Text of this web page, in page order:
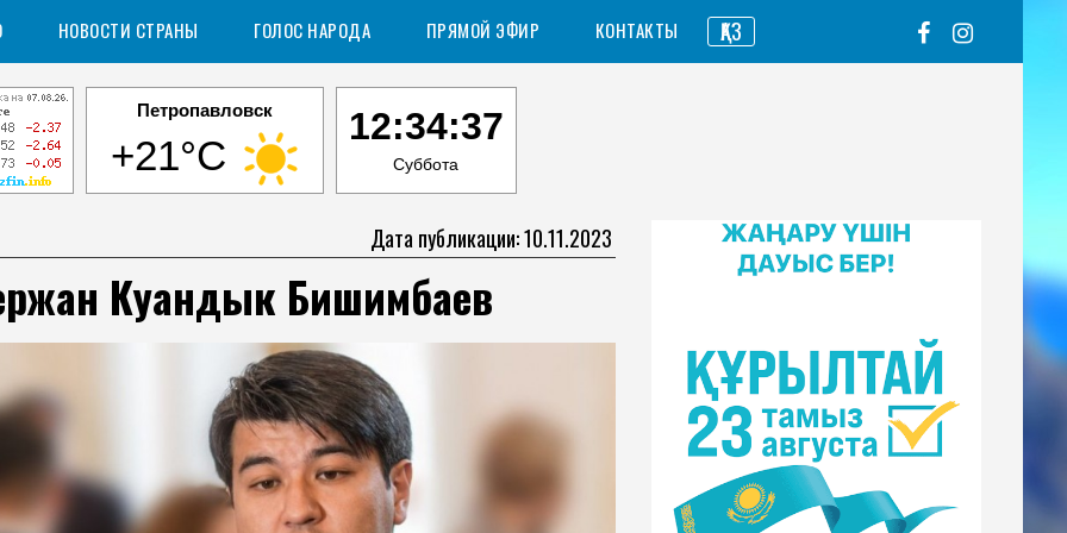
НОВОСТИ СТРАНЫ ГОЛОС НАРОДА ПРЯМОЙ ЭФИР КОНТАКТЫ ҚАЗ
Петропавловск
+21°C
12:34:38
Суббота
Дата публикации: 10.11.2023
Куандык Бишимбаев